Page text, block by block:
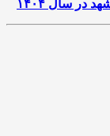
سال ۱۴۰۴